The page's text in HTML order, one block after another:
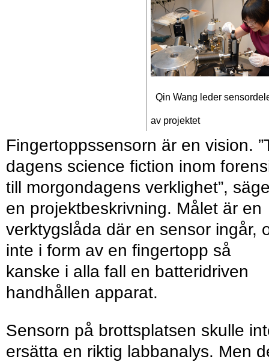
Qin Wang leder
av projektet
Fingertoppssensorn är en vision.
dagens science fiction inom
till morgondagens verklighet”,
en projektbeskrivning. Målet är en
verktygslåda där en sensor ingår,
inte i form av en fingertopp så
kanske i alla fall en batteridriven
handhållen apparat.
Sensorn på brottsplatsen skulle
ersätta en riktig labbanalys. Men